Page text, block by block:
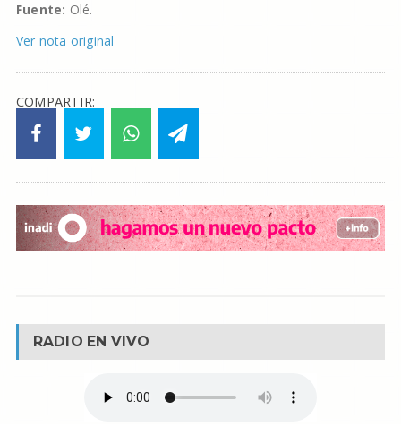
Fuente: Olé.
Ver nota original
COMPARTIR:
RADIO EN VIVO